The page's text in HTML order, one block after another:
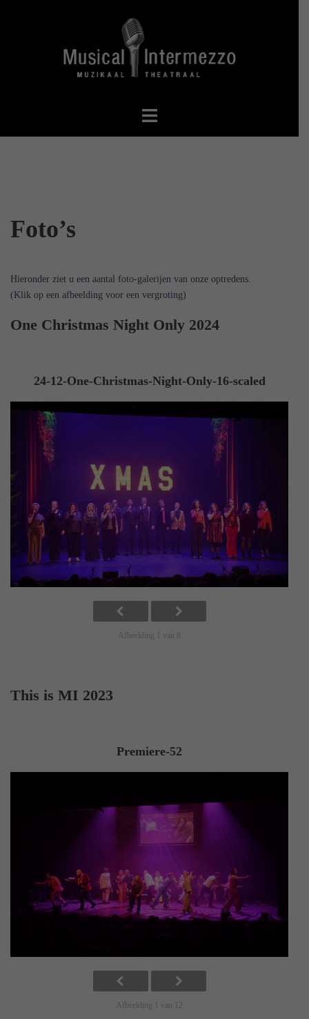
Foto’s
Hieronder ziet u een aantal foto-galerijen van onze optredens.
(Klik op een afbeelding voor een vergroting)
One Christmas Night Only 2024
24-12-One-Christmas-Night-Only-16-scaled
Afbeelding 1 van 8
This is MI 2023
Premiere-52
Afbeelding 1 van 12